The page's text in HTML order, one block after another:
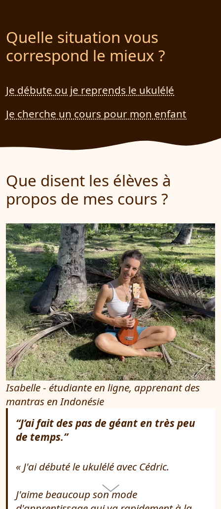
Quelle situation vous
correspond le mieux ?
Je débute ou je reprends le ukulélé
Je cherche un cours pour mon enfant
Que disent les élèves à
propos de mes cours ?
Isabelle - étudiante en ligne, apprenant des
mantras en Indonésie
“J’ai fait des pas de géant en très peu
de temps.”
J'ai débuté le ukulélé avec Cédric.
J'aime beaucoup son mode